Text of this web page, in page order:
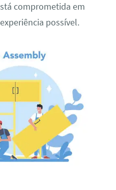
comprometida em
possível.